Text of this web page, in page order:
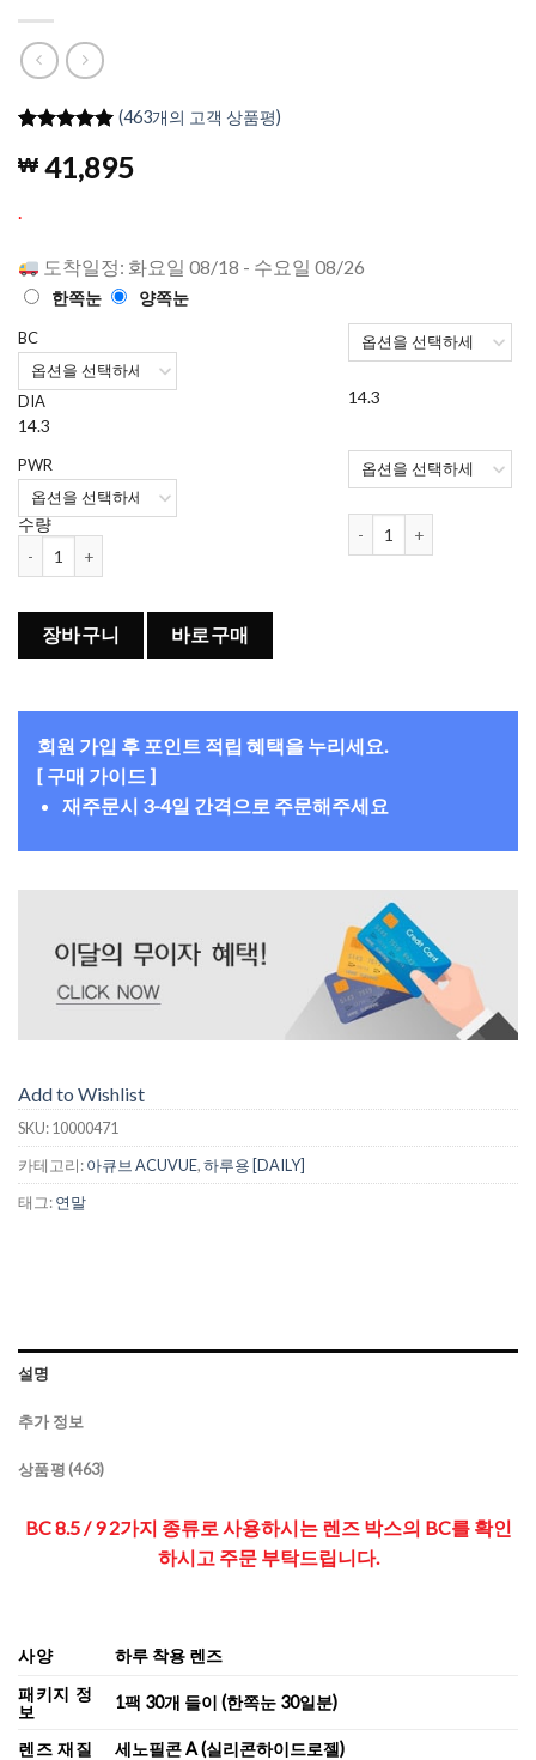
고객 평가
를 기준으
점에
(463개의 고객 상품평)
₩ 41,895
.
도착일정: 화요일 08/18 - 수요일 08/26
한쪽눈 양쪽눈
BC
DIA
14.3
PWR
수량
14.3
장바구니 바로구매
회원 가입 후 포인트 적립 혜택을 누리세요.
[ 구매 가이드 ]
재주문시 3-4일 간격으로 주문해주세요
Add to Wishlist
SKU:10000471
카테고리:아큐브 ACUVUE,하루용 [DAILY]
태그:연말
설명
추가 정보
상품평 (463)
BC 8.5 / 9 2가지 종류로 사용하시는 렌즈 박스의 BC를 확인
하시고 주문 부탁드립니다.
사양
하루 착용 렌즈
패키지 정
보
1팩 30개 들이 (한쪽눈 30일분)
렌즈 재질
세노필콘 A (실리콘하이드로젤)